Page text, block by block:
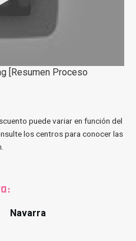
[Resumen Proceso
puede variar en función del
los centros para conocer las
Navarra